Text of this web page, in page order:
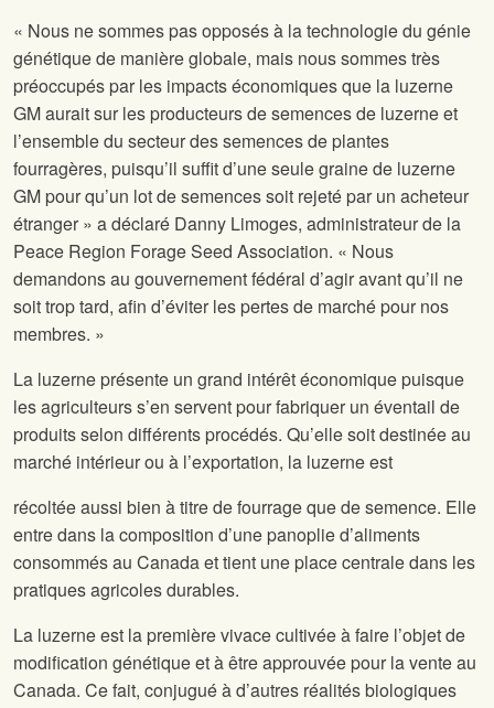
« Nous ne sommes pas opposés à la technologie du génie
génétique de manière globale, mais nous sommes très
préoccupés par les impacts économiques que la luzerne
GM aurait sur les producteurs de semences de luzerne et
l’ensemble du secteur des semences de plantes
fourragères, puisqu’il suffit d’une seule graine de luzerne
GM pour qu’un lot de semences soit rejeté par un acheteur
étranger » a déclaré Danny Limoges, administrateur de la
Peace Region Forage Seed Association. « Nous
demandons au gouvernement fédéral d’agir avant qu’il ne
soit trop tard, afin d’éviter les pertes de marché pour nos
membres. »
La luzerne présente un grand intérêt économique puisque
les agriculteurs s’en servent pour fabriquer un éventail de
produits selon différents procédés. Qu’elle soit destinée au
marché intérieur ou à l’exportation, la luzerne est
récoltée aussi bien à titre de fourrage que de semence. Elle
entre dans la composition d’une panoplie d’aliments
consommés au Canada et tient une place centrale dans les
pratiques agricoles durables.
La luzerne est la première vivace cultivée à faire l’objet de
modification génétique et à être approuvée pour la vente au
Canada. Ce fait, conjugué à d’autres réalités biologiques